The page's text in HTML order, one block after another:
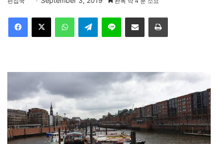
Telegram 이메일